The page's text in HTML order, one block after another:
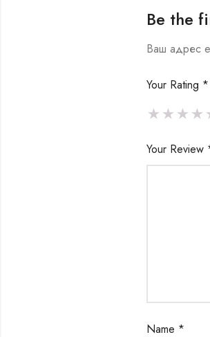
Be the
Ваш адрес
Your Rating *
Your Review
Name *